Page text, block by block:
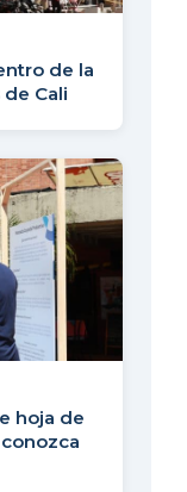
de la
Cali
hoja de